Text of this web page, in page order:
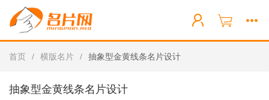
首页 / 横版名片 / 抽象型金黄线条名片设计
抽象型金黄线条名片设计